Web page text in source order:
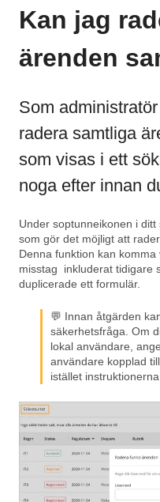
Kan jag
ärenden
Som
radera samtliga
som visas i ett
noga efter innan
Under soptunneikonen i
som gör det möjligt att
Denna funktion kan
misstag inkluderat tidigare
duplicerade ett formulär.
💬 Innan åtgärden
säkerhetsfråga. Om
lokal användare,
användare kopplad till
istället